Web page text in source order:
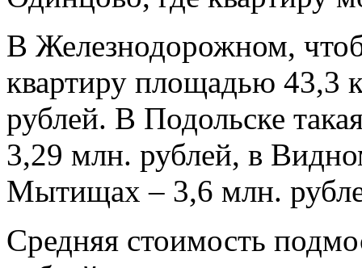
В Железнодорожном,
квартиру площадью 43,3
рублей. В Подольске
3,29 млн. рублей, в
Мытищах – 3,6 млн.
Средняя стоимость